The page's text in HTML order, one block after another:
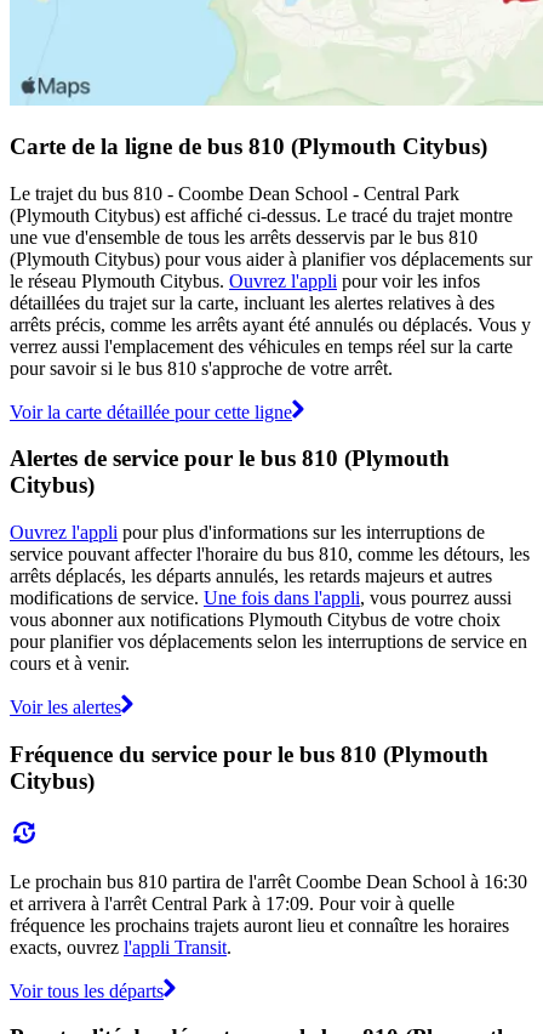
Carte de la ligne de bus 810 (Plymouth Citybus)
Le trajet du bus 810 - Coombe Dean School - Central Park
(Plymouth Citybus) est affiché ci-dessus. Le tracé du trajet montre
une vue d'ensemble de tous les arrêts desservis par le bus 810
(Plymouth Citybus) pour vous aider à planifier vos déplacements sur
le réseau Plymouth Citybus. Ouvrez l'appli pour voir les infos
détaillées du trajet sur la carte, incluant les alertes relatives à des
arrêts précis, comme les arrêts ayant été annulés ou déplacés. Vous y
verrez aussi l'emplacement des véhicules en temps réel sur la carte
pour savoir si le bus 810 s'approche de votre arrêt.
Voir la carte détaillée pour cette ligne
Alertes de service pour le bus 810 (Plymouth
Citybus)
Ouvrez l'appli pour plus d'informations sur les interruptions de
service pouvant affecter l'horaire du bus 810, comme les détours, les
arrêts déplacés, les départs annulés, les retards majeurs et autres
modifications de service. Une fois dans l'appli, vous pourrez aussi
vous abonner aux notifications Plymouth Citybus de votre choix
pour planifier vos déplacements selon les interruptions de service en
cours et à venir.
Voir les alertes
Fréquence du service pour le bus 810 (Plymouth
Citybus)
Le prochain bus 810 partira de l'arrêt Coombe Dean School à 16:30
et arrivera à l'arrêt Central Park à 17:09. Pour voir à quelle
fréquence les prochains trajets auront lieu et connaître les horaires
exacts, ouvrez l'appli Transit.
Voir tous les départs